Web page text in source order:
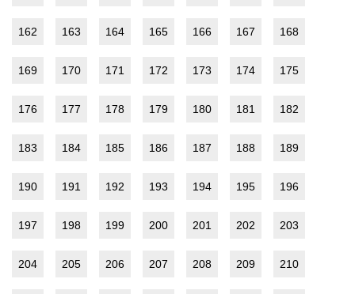
162 163 164 165 166 167 168
169 170 171 172 173 174 175
176 177 178 179 180 181 182
183 184 185 186 187 188 189
190 191 192 193 194 195 196
197 198 199 200 201 202 203
204 205 206 207 208 209 210